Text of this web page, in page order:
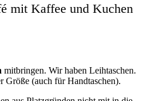
mit Kaffee und Kuchen
mitbringen. Wir haben Leihtaschen.
Größe (auch für Handtaschen).